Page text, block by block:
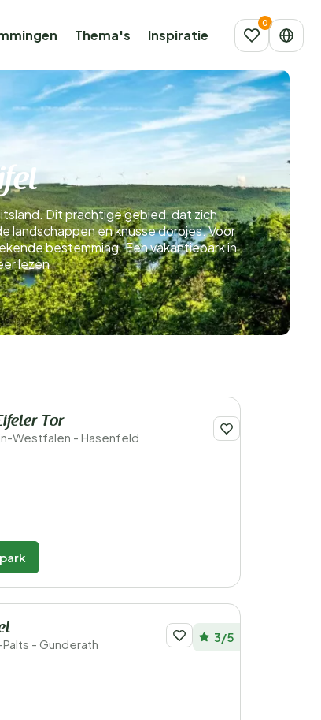
Thema's Inspiratie
Dit prachtige gebied, dat zich
en knusse dorpjes. Voor
bestemming. Een vakantiepark in
lezen
Tor
Westfalen - Hasenfeld
- Gunderath 3/5